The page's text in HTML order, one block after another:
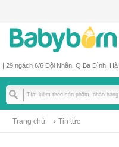
| 29 ngách 6/6 Đội Nhân, Q.Ba Đình, Hà
Trang chủ Tin tức